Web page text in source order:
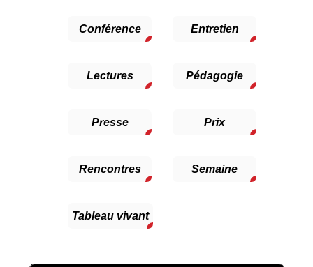
Conférence Entretien
Lectures Pédagogie
Presse Prix
Rencontres Semaine
Tableau vivant